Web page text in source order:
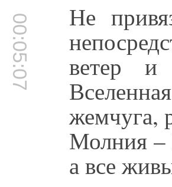
00:05:07 Не
ветер
жемчуга,
Молния –
а все